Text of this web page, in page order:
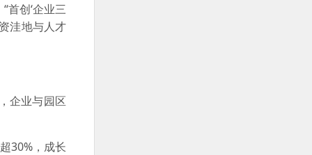
首创‘企业三
洼地与人才
企业与园区
30%，成长